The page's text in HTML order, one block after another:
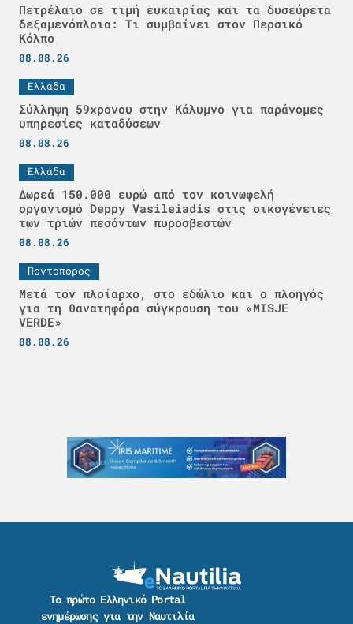
Πετρέλαιο σε τιμή ευκαιρίας και τα δυσεύρετα
δεξαμενόπλοια: Τι συμβαίνει στον Περσικό
Κόλπο
08.08.26
Ελλάδα
Σύλληψη 59χρονου στην Κάλυμνο για παράνομες
υπηρεσίες καταδύσεων
08.08.26
Ελλάδα
Δωρεά 150.000 ευρώ από τον κοινωφελή
οργανισμό Deppy Vasileiadis στις οικογένειες
των τριών πεσόντων πυροσβεστών
08.08.26
Ποντοπόρος
Μετά τον πλοίαρχο, στο εδώλιο και ο πλοηγός
για τη θανατηφόρα σύγκρουση του «MISJE
VERDE»
08.08.26
Το πρώτο Ελληνικό Portal
ενημέρωσης για την Ναυτιλία